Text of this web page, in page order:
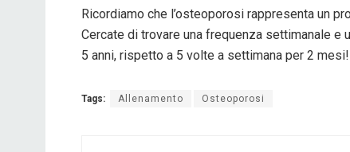
Ricordiamo che l’osteoporosi rappresenta un
Cercate di trovare una frequenza settimanale e
5 anni, rispetto a 5 volte a settimana per 2 mesi!
Tags: Allenamento Osteoporosi